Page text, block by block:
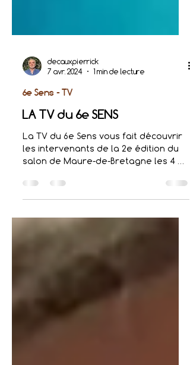
decauxpierrick
7 avr. 2024
1 min de lecture
6e Sens - TV
LA TV du 6e SENS
La TV du 6e Sens vous fait découvrir
5 mai 2024